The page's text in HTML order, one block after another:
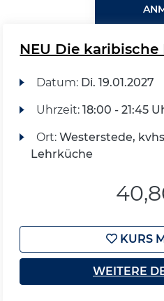
NEU Die karibische
Datum: Di. 19.01.2027
Uhrzeit: 18:00 - 21:45
Ort: Westerstede,
Lehrküche
KURS
WEITERE